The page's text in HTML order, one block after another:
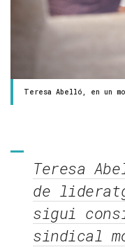
Teresa Abelló, en un
Teresa
de
sigui
sindical